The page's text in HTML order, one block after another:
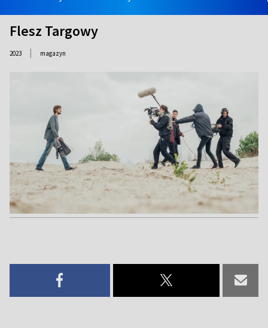
Flesz Targowy
2023 | magazyn